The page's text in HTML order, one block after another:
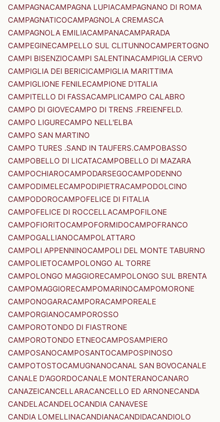
CAMPAGNACAMPAGNA LUPIACAMPAGNANO DI ROMA
CAMPAGNATICOCAMPAGNOLA CREMASCA
CAMPAGNOLA EMILIACAMPANACAMPARADA
CAMPEGINECAMPELLO SUL CLITUNNOCAMPERTOGNO
CAMPI BISENZIOCAMPI SALENTINACAMPIGLIA CERVO
CAMPIGLIA DEI BERICICAMPIGLIA MARITTIMA
CAMPIGLIONE FENILECAMPIONE D'ITALIA
CAMPITELLO DI FASSACAMPLICAMPO CALABRO
CAMPO DI GIOVECAMPO DI TRENS .FREIENFELD.
CAMPO LIGURECAMPO NELL'ELBA
CAMPO SAN MARTINO
CAMPO TURES .SAND IN TAUFERS.CAMPOBASSO
CAMPOBELLO DI LICATACAMPOBELLO DI MAZARA
CAMPOCHIAROCAMPODARSEGOCAMPODENNO
CAMPODIMELECAMPODIPIETRACAMPODOLCINO
CAMPODOROCAMPOFELICE DI FITALIA
CAMPOFELICE DI ROCCELLACAMPOFILONE
CAMPOFIORITOCAMPOFORMIDOCAMPOFRANCO
CAMPOGALLIANOCAMPOLATTARO
CAMPOLI APPENNINOCAMPOLI DEL MONTE TABURNO
CAMPOLIETOCAMPOLONGO AL TORRE
CAMPOLONGO MAGGIORECAMPOLONGO SUL BRENTA
CAMPOMAGGIORECAMPOMARINOCAMPOMORONE
CAMPONOGARACAMPORACAMPOREALE
CAMPORGIANOCAMPOROSSO
CAMPOROTONDO DI FIASTRONE
CAMPOROTONDO ETNEOCAMPOSAMPIERO
CAMPOSANOCAMPOSANTOCAMPOSPINOSO
CAMPOTOSTOCAMUGNANOCANAL SAN BOVOCANALE
CANALE D'AGORDOCANALE MONTERANOCANARO
CANAZEICANCELLARACANCELLO ED ARNONECANDA
CANDELACANDELOCANDIA CANAVESE
CANDIA LOMELLINACANDIANACANDIDACANDIOLO